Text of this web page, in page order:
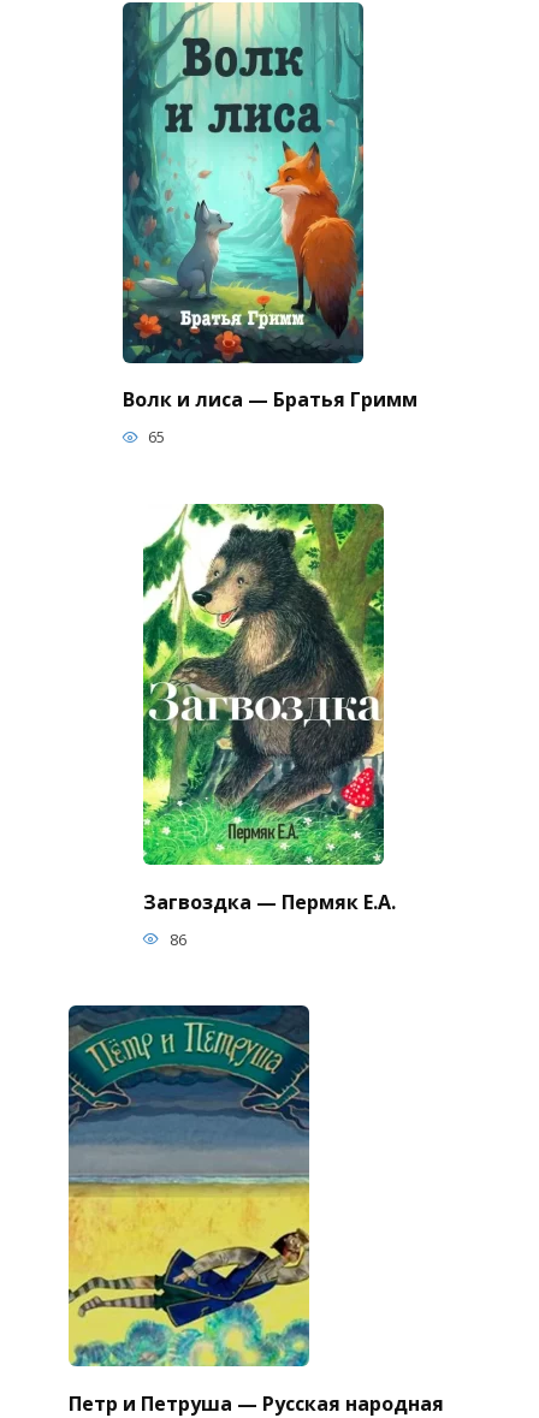
Волк и лиса — Братья Гримм
65
Загвоздка — Пермяк Е.А.
86
Петр и Петруша — Русская народная